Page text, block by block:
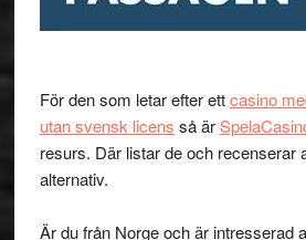
För den som letar efter ettcasino
utan svensk licens så är
resurs. Där listar de och recenserar
alternativ.
Är du från Norge och är intresserad